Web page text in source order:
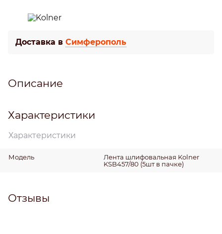
Доставка в Симферополь
Описание
Характеристики
Характеристики
Модель
Лента шлифовальная Kolner
KSB457/80 (5шт в пачке)
Отзывы